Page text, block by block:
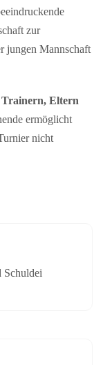
zur
jungen Mannschaft
Trainern, Eltern
ermöglicht
nicht